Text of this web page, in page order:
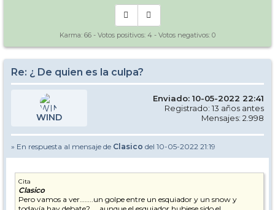
Karma: 66 - Votos positivos: 4 - Votos negativos: 0
Re: ¿ De quien es la culpa?
WIND
Enviado: 10-05-2022 22:41
Registrado: 13 años antes
Mensajes: 2.998
» En respuesta al mensaje de Clasico del 10-05-2022 21:19
Cita
Clasico
Pero vamos a ver……..un golpe entre un esquiador y un snow y